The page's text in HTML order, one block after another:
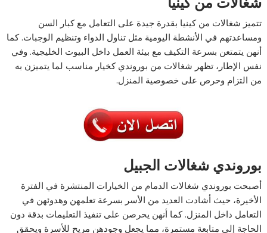
تتميز شغالات من كينيا بقدرة جيدة على التعامل مع كبار السن
ومساعدتهم في الأنشطة اليومية مثل تناول الدواء وتنظيم الوجبات. كما
أنهن يتمتعن بسرعة التكيف مع بيئة العمل داخل البيوت الخليجية. وفي
نفس الإطار، تظهر شغالات من بوروندي كخيار مناسب لما يتميزن به
من التزام وحرص على خصوصية المنزل.
بوروندي شغالات الجبيل
أصبحت بوروندي شغالات الدمام من الخيارات المنتشرة في الفترة
الأخيرة، حيث أشادت العديد من الأسر بسرعة تعلمهن وهدوئهن في
التعامل داخل المنزل. كما أنهن يحرصن على تنفيذ التعليمات بدقة دون
الحاجة إلى متابعة مستمرة، مما يجعل وجودهن مريح للأسرة ويحقق